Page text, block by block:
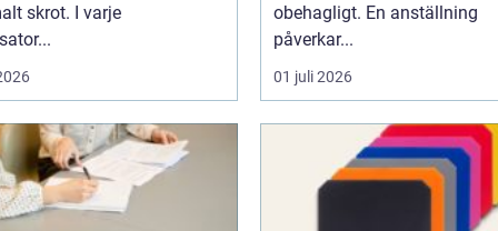
skrot. I varje
obehagligt. En anställning
påverkar...
01 juli 2026